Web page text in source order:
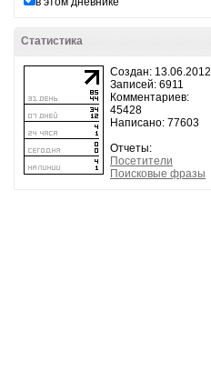
Статистика
Создан: 13.06.2012
Записей: 6911
Комментариев:
45428
Написано: 77603
Отчеты:
Посетители
Поисковые фразы